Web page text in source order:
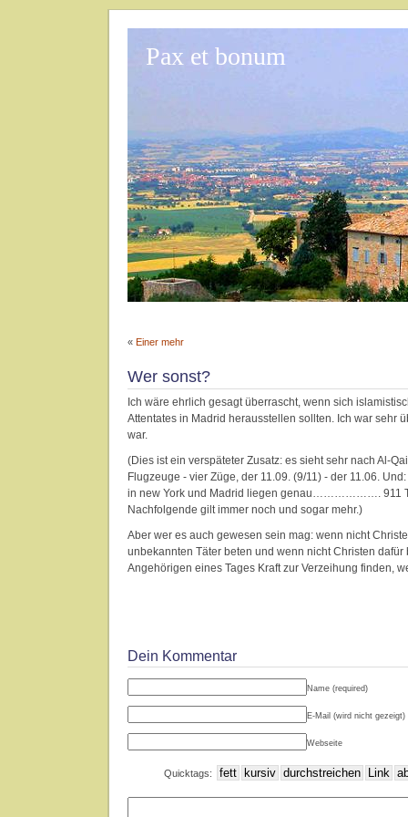
Pax et bonum
« Einer mehr
Wer sonst?
Ich wäre ehrlich gesagt überrascht, wenn sich
Attentates in Madrid herausstellen sollten. Ich war sehr
war.
(Dies ist ein verspäteter Zusatz: es sieht sehr nach Al-
Flugzeuge - vier Züge, der 11.09. (9/11) - der 11.06.
in new York und Madrid liegen genau………………. 911
Nachfolgende gilt immer noch und sogar mehr.)
Aber wer es auch gewesen sein mag: wenn nicht
unbekannten Täter beten und wenn nicht Christen dafür
Angehörigen eines Tages Kraft zur Verzeihung finden,
Dein Kommentar
Name (required)
E-Mail (wird nicht gezeigt)
Webseite
Quicktags: